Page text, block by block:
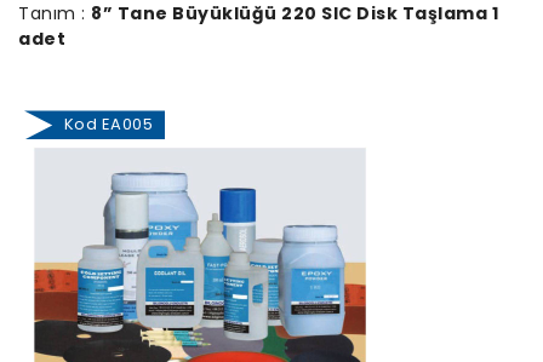
Tanım : 8” Tane Büyüklüğü 220 SIC Disk Taşlama 1
adet
Kod EA005